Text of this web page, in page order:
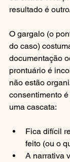
resultado é outro.
O gargalo (o
do caso)
documentação
prontuário é
não estão
consentimento
uma cascata:
Fica difícil
feito (ou o
A narrativa